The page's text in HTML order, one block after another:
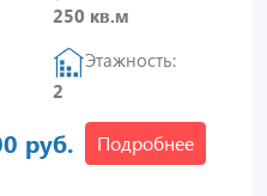
250 кв.м
Этажность:
2
руб. Подробнее